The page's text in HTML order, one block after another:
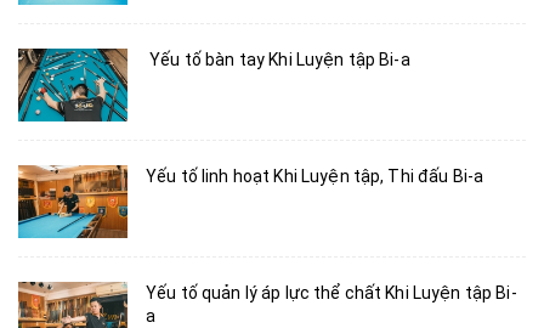
Yếu tố bàn tay Khi Luyện tập Bi-a
Yếu tố linh hoạt Khi Luyện tập, Thi đấu Bi-a
Yếu tố quản lý áp lực thể chất Khi Luyện tập Bi-
a